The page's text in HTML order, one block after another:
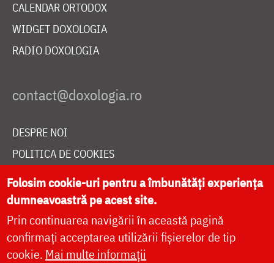
CALENDAR ORTODOX
WIDGET DOXOLOGIA
RADIO DOXOLOGIA
DESPRE NOI
POLITICA DE COOKIES
DONEAZĂ ONLINE PENTRU CATEDRALA NAȚIONALĂ
LIVE
Folosim cookie-uri pentru a îmbunătăți experiența
dumneavoastră pe acest site.
Prin continuarea navigării în această pagină
confirmați acceptarea utilizării fișierelor de tip
cookie. Mai multe informații